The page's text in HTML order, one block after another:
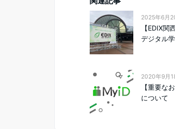
2025年6月
【EDIX関
デジタル
2020年9月
【重要な
について